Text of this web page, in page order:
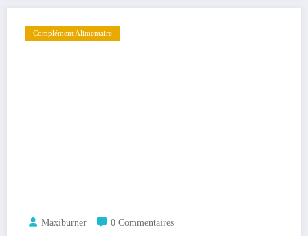
Complément Alimentaire
Maxiburner 0 Commentaires